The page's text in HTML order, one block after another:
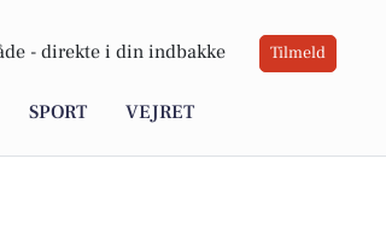
- direkte i din indbakke Tilmeld
SPORT VEJRET